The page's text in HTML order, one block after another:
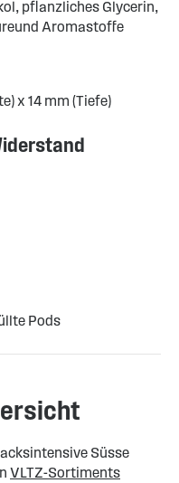
pflanzliches Glycerin,
Aromastoffe
x 14 mm (Tiefe)
Pods
Süsse
VLTZ-Sortiments